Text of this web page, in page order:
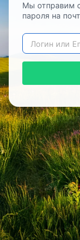
Мы отправим
пароля на